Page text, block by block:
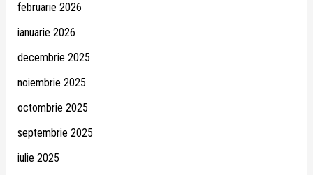
februarie 2026
ianuarie 2026
decembrie 2025
noiembrie 2025
octombrie 2025
septembrie 2025
iulie 2025